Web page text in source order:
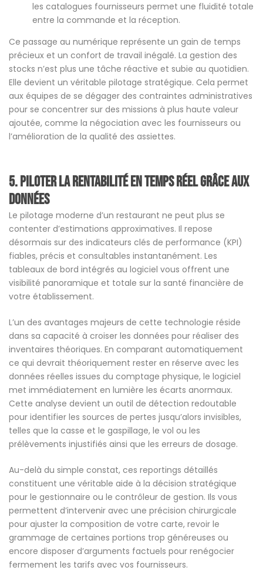
les catalogues fournisseurs permet une fluidité totale
entre la commande et la réception.
Ce passage au numérique représente un gain de temps
précieux et un confort de travail inégalé. La gestion des
stocks n’est plus une tâche réactive et subie au quotidien.
Elle devient un véritable pilotage stratégique. Cela permet
aux équipes de se dégager des contraintes administratives
pour se concentrer sur des missions à plus haute valeur
ajoutée, comme la négociation avec les fournisseurs ou
l’amélioration de la qualité des assiettes.
5.Piloter la rentabilité en temps réel grâce aux
données
Le pilotage moderne d’un restaurant ne peut plus se
contenter d’estimations approximatives. Il repose
désormais sur des indicateurs clés de performance (KPI)
fiables, précis et consultables instantanément. Les
tableaux de bord intégrés au logiciel vous offrent une
visibilité panoramique et totale sur la santé financière de
votre établissement.
L’un des avantages majeurs de cette technologie réside
dans sa capacité à croiser les données pour réaliser des
inventaires théoriques. En comparant automatiquement
ce qui devrait théoriquement rester en réserve avec les
données réelles issues du comptage physique, le logiciel
met immédiatement en lumière les écarts anormaux.
Cette analyse devient un outil de détection redoutable
pour identifier les sources de pertes jusqu’alors invisibles,
telles que la casse et le gaspillage, le vol ou les
prélèvements injustifiés ainsi que les erreurs de dosage.
Au-delà du simple constat, ces reportings détaillés
constituent une véritable aide à la décision stratégique
pour le gestionnaire ou le contrôleur de gestion. Ils vous
permettent d’intervenir avec une précision chirurgicale
pour ajuster la composition de votre carte, revoir le
grammage de certaines portions trop généreuses ou
encore disposer d’arguments factuels pour renégocier
fermement les tarifs avec vos fournisseurs.